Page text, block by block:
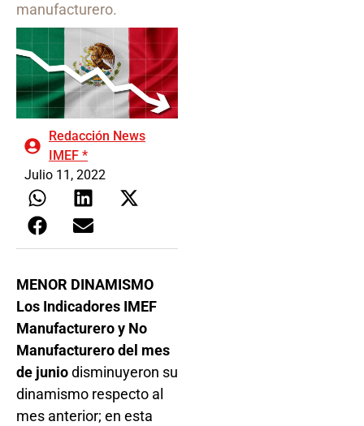
manufacturero.
Redacción News
IMEF *
Julio 11, 2022
MENOR DINAMISMO
Los Indicadores IMEF
Manufacturero y No
Manufacturero del mes
de juniodisminuyeron su
dinamismo respecto al
mes anterior; en esta